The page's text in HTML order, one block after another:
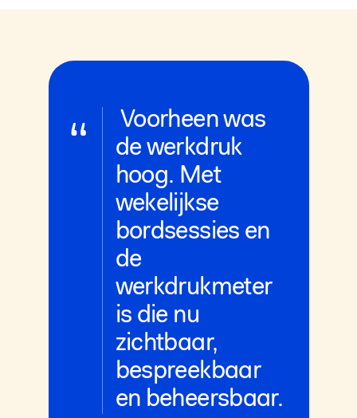
“
Voorheen was
de werkdruk
hoog. Met
wekelijkse
bordsessies en
de
werkdrukmeter
is die nu
zichtbaar,
bespreekbaar
en beheersbaar.